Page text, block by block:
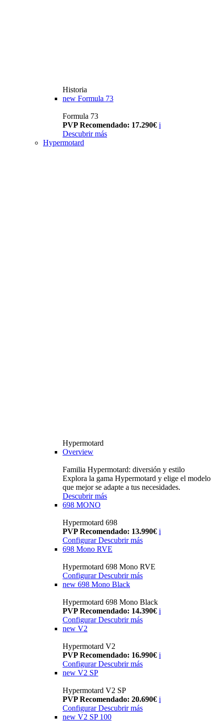
Historia
new Formula 73
Formula 73
PVP Recomendado: 17.290€ i
Descubrir más
Hypermotard
Hypermotard
Overview
Familia Hypermotard: diversión y estilo
Explora la gama Hypermotard y elige el modelo
que mejor se adapte a tus necesidades.
Descubrir más
698 MONO
Hypermotard 698
PVP Recomendado: 13.990€ i
ConfigurarDescubrir más
698 Mono RVE
Hypermotard 698 Mono RVE
Configurar Descubrir más
new 698 Mono Black
Hypermotard 698 Mono Black
PVP Recomendado: 14.390€ i
Configurar Descubrir más
new V2
Hypermotard V2
PVP Recomendado: 16.990€ i
Configurar Descubrir más
new V2 SP
Hypermotard V2 SP
PVP Recomendado: 20.690€ i
Configurar Descubrir más
new V2 SP 100